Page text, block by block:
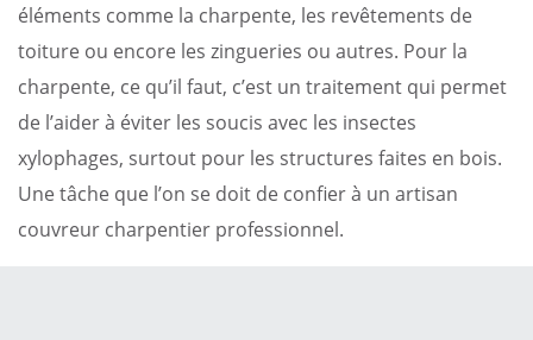
éléments comme la charpente, les revêtements de
toiture ou encore les zingueries ou autres. Pour la
charpente, ce qu’il faut, c’est un traitement qui permet
de l’aider à éviter les soucis avec les insectes
xylophages, surtout pour les structures faites en bois.
Une tâche que l’on se doit de confier à un artisan
couvreur charpentier professionnel.